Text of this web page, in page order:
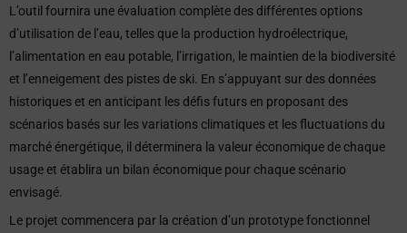
L’outil fournira une évaluation complète des différentes options
d’utilisation de l’eau, telles que la production hydroélectrique,
l’alimentation en eau potable, l’irrigation, le maintien de la biodiversité
et l’enneigement des pistes de ski. En s’appuyant sur des données
historiques et en anticipant les défis futurs en proposant des
scénarios basés sur les variations climatiques et les fluctuations du
marché énergétique, il déterminera la valeur économique de chaque
usage et établira un bilan économique pour chaque scénario
envisagé.
Le projet commencera par la création d’un prototype fonctionnel